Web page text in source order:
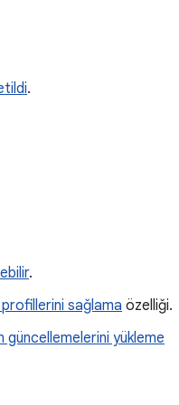
.
.
sağlama özelliği.
yükleme